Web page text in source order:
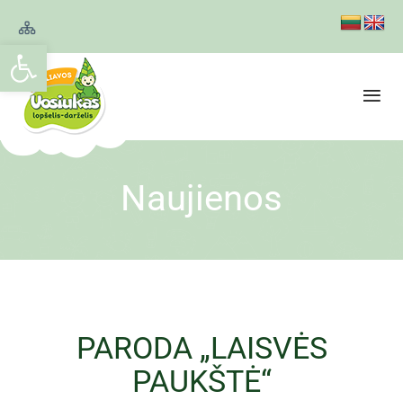
Open toolbar
Naujienos
PARODA „LAISVĖS
PAUKŠTĖ“